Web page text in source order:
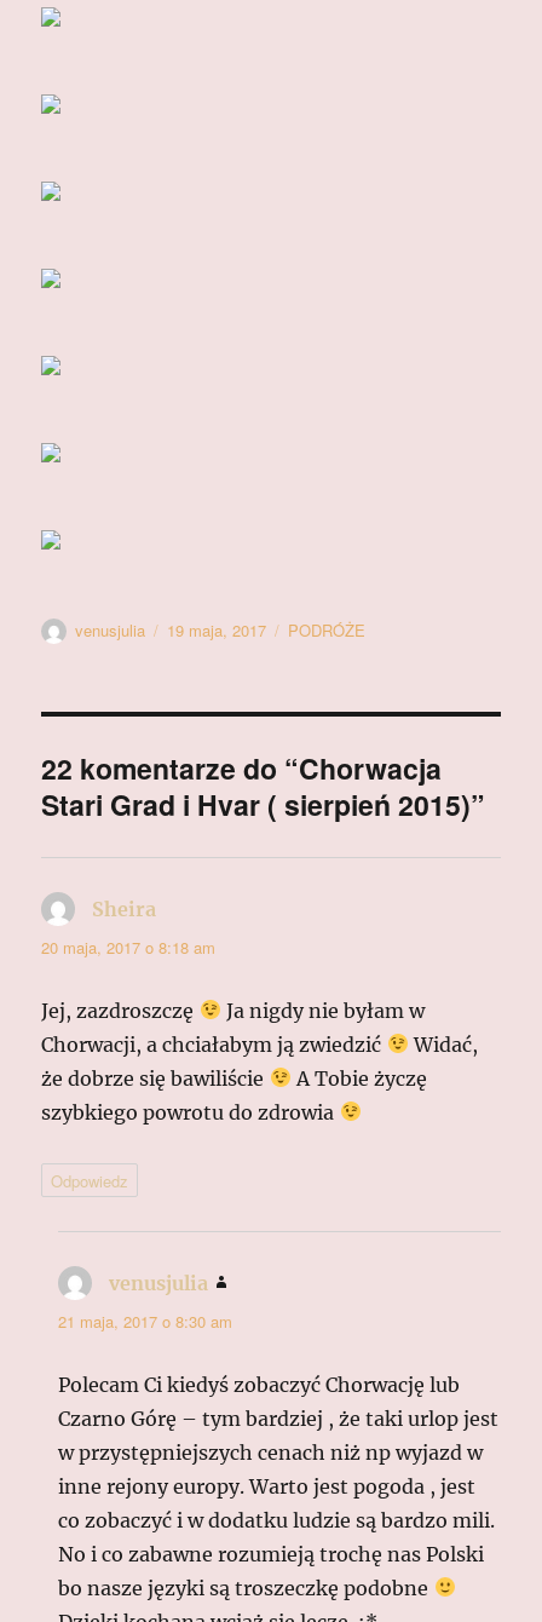
Autor
venusjulia
Data
19 maja, 2017 Kategorie
PODRÓŻE
22 komentarze do “Chorwacja
Stari Grad i Hvar ( sierpień 2015)”
Sheira
20 maja, 2017 o 8:18 am
Jej, zazdroszczę
Ja nigdy nie byłam w
Chorwacji, a chciałabym ją zwiedzić
Widać,
że dobrze się bawiliście
A Tobie życzę
szybkiego powrotu do zdrowia
Odpowiedz
venusjulia
21 maja, 2017 o 8:30 am
Polecam Ci kiedyś zobaczyć Chorwację lub
Czarno Górę – tym bardziej , że taki urlop jest
w przystępniejszych cenach niż np wyjazd w
inne rejony europy. Warto jest pogoda , jest
co zobaczyć i w dodatku ludzie są bardzo mili.
No i co zabawne rozumieją trochę nas Polski
bo nasze języki są troszeczkę podobne